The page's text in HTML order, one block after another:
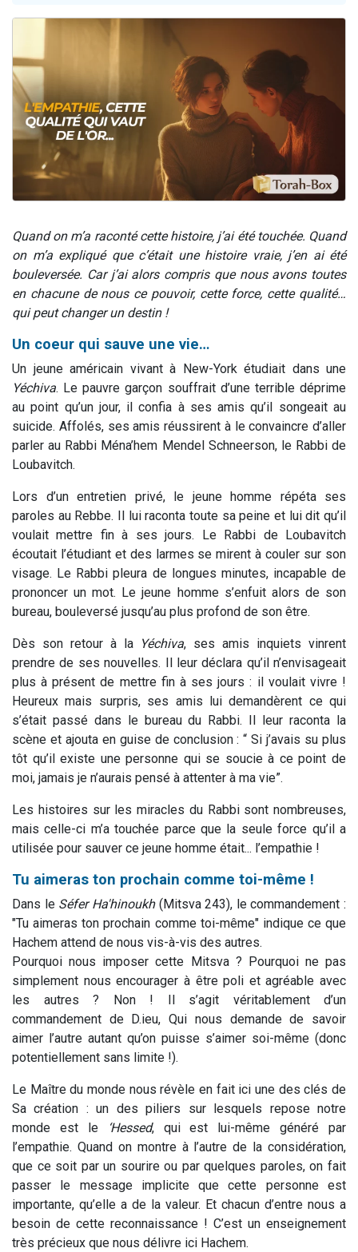
Ariel vient de donner son Maasser
Il reste 49 places pour étudier en groupe sur Zoom
Eva vient de donner son Maasser
Quand on m’a raconté cette histoire, j’ai été touchée. Quand
on m’a expliqué que c’était une histoire vraie, j’en ai été
bouleversée. Car j’ai alors compris que nous avons toutes
en chacune de nous ce pouvoir, cette force, cette qualité…
qui peut changer un destin !
Un coeur qui sauve une vie…
Un jeune américain vivant à New-York étudiait dans une
Yéchiva. Le pauvre garçon souffrait d’une terrible déprime
au point qu’un jour, il confia à ses amis qu’il songeait au
suicide. Affolés, ses amis réussirent à le convaincre d’aller
parler au Rabbi Ména’hem Mendel Schneerson, le Rabbi de
Loubavitch.
Lors d’un entretien privé, le jeune homme répéta ses
paroles au Rebbe. Il lui raconta toute sa peine et lui dit qu’il
voulait mettre fin à ses jours. Le Rabbi de Loubavitch
écoutait l’étudiant et des larmes se mirent à couler sur son
visage. Le Rabbi pleura de longues minutes, incapable de
prononcer un mot. Le jeune homme s’enfuit alors de son
bureau, bouleversé jusqu’au plus profond de son être.
Dès son retour à la Yéchiva, ses amis inquiets vinrent
prendre de ses nouvelles. Il leur déclara qu’il n’envisageait
plus à présent de mettre fin à ses jours : il voulait vivre !
Heureux mais surpris, ses amis lui demandèrent ce qui
s’était passé dans le bureau du Rabbi. Il leur raconta la
scène et ajouta en guise de conclusion : “ Si j’avais su plus
tôt qu’il existe une personne qui se soucie à ce point de
moi, jamais je n’aurais pensé à attenter à ma vie”.
Les histoires sur les miracles du Rabbi sont nombreuses,
mais celle-ci m’a touchée parce que la seule force qu’il a
utilisée pour sauver ce jeune homme était... l’empathie !
Tu aimeras ton prochain comme toi-même !
Dans le Séfer Ha'hinoukh(Mitsva 243), le commandement :
"Tu aimeras ton prochain comme toi-même" indique ce que
Hachem attend de nous vis-à-vis des autres.
Pourquoi nous imposer cette Mitsva ? Pourquoi ne pas
simplement nous encourager à être poli et agréable avec
les autres ? Non ! Il s’agit véritablement d’un
commandement de D.ieu, Qui nous demande de savoir
aimer l’autre autant qu’on puisse s’aimer soi-même (donc
potentiellement sans limite !).
Le Maître du monde nous révèle en fait ici une des clés de
Sa création : un des piliers sur lesquels repose notre
monde est le
‘Hessed, qui est lui-même généré par
l’empathie. Quand on montre à l’autre de la considération,
que ce soit par un sourire ou par quelques paroles, on fait
passer le message implicite que cette personne est
importante, qu’elle a de la valeur. Et chacun d’entre nous a
besoin de cette reconnaissance ! C’est un enseignement
très précieux que nous délivre ici Hachem.